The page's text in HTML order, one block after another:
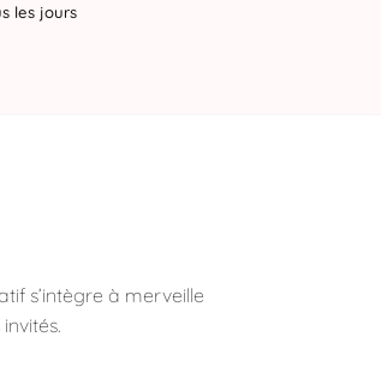
les jours
s’intègre à merveille